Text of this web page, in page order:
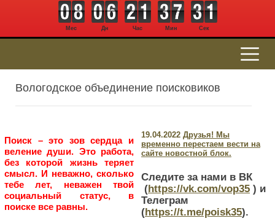
Мес Дн Час Мин Сек
Вологодское объединение поисковиков
Поиск – это зов сердца и
веление души. Это работа,
без которой жизнь теряет
смысл. И неважно, сколько
тебе лет, неважен твой
социальный статус, в
поиске все равны.
19.04.2022 Друзья! Мы
временно перестаем вести на
сайте новостной блок.
Следите за нами в ВК
(https://vk.com/vop35 ) и
Телеграм
(https://t.me/poisk35).